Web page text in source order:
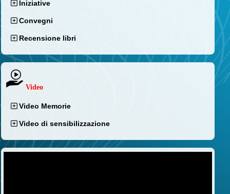
Iniziative
Convegni
Recensione libri
Video
Video Memorie
Video di sensibilizzazione